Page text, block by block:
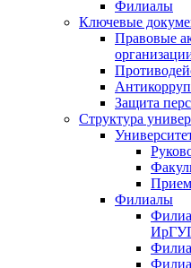
Филиалы
Ключевые
Правовые
Защита
Структура
Филиалы